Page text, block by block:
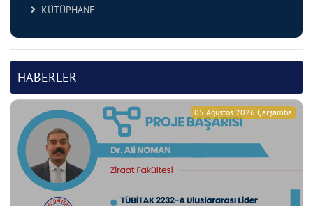
KÜTÜPHANE
HABERLER
05 Ağustos 2026 Çarşamba